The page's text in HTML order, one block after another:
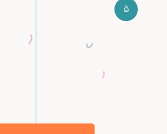
بعد از پایان دوره، گواهینامه دو زبانه به
اعلام کردی ارسال میشه و حالا یک
5